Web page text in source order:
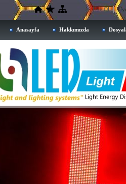
Üye Ol
Anasayfa Hakkımızda